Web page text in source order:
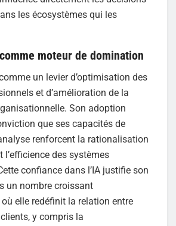
les écosystèmes qui les
moteur de domination
un levier d’optimisation des
et d’amélioration de la
Son adoption
que ses capacités de
renforcent la rationalisation
l’efficience des systèmes
confiance dans l’IA justifie son
un nombre croissant
où elle redéfinit la relation entre
y compris la